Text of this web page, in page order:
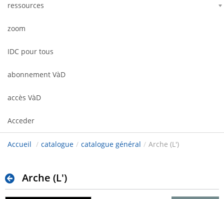
ressources
zoom
IDC pour tous
abonnement VàD
accès VàD
Acceder
Accueil / catalogue / catalogue général / Arche (L')
Arche (L')